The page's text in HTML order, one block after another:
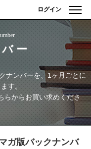
ログイン
ー
ナンバーを、1ヶ月ごとに
す。
らからお買い求めくださ
ガ版バックナンバ